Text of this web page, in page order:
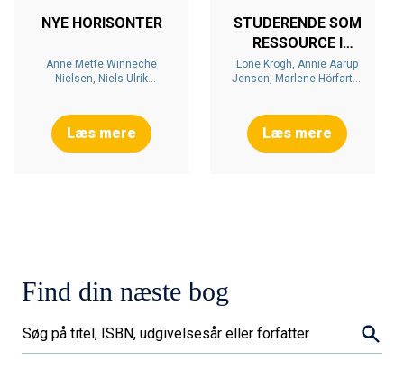
NYE HORISONTER
Anne Mette Winneche
Nielsen, Niels Ulrik
Læs mere
STUDERENDE SOM
RESSOURCE I
UDDANNELSE OG
LÆRING I DE
UDDANNELSER
Lone Krogh, Annie Aarup
Jensen, Marlene Hörfarter
Læs mere
Find din næste bog
Søg..